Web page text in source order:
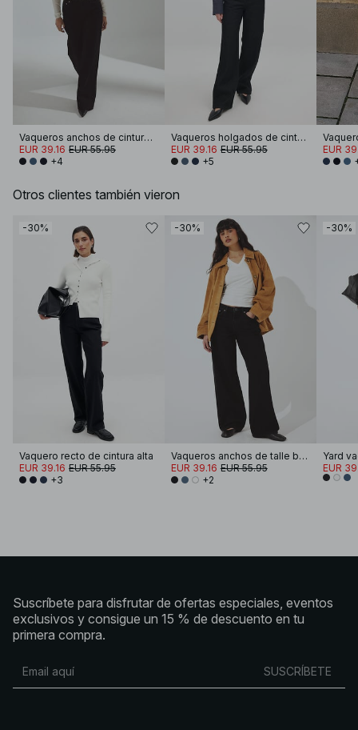
Vaqueros anchos de cintura alta
EUR 39.16 EUR 55.95
+4
Vaqueros holgados de cintura media
EUR 39.16 EUR 55.95
+5
EUR
Otros clientes también vieron
-30%
Vaquero recto de cintura alta
EUR 39.16 EUR 55.95
+3
-30%
Vaqueros anchos de talle bajo de Studio
EUR 39.16 EUR 55.95
+2
-30%
EUR
Suscríbete para disfrutar de ofertas especiales, eventos
exclusivos y consigue un 15 % de descuento en tu
primera compra.
SUSCRÍBETE